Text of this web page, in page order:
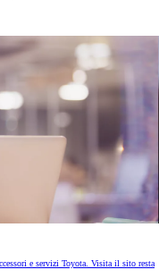
e servizi Toyota. Visita il sito resta